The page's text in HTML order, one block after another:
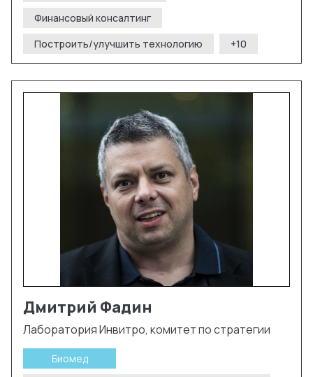
Финансовый консалтинг
Построить/улучшить технологию
+10
Дмитрий Фадин
Лаборатория Инвитро, комитет по стратегии
Биомед